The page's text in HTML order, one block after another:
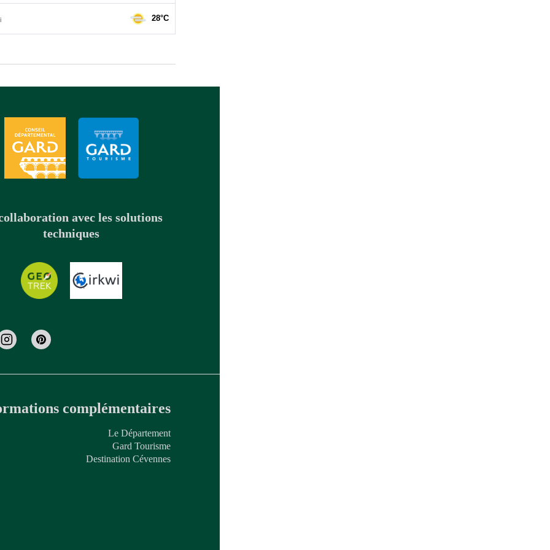
avec les solutions
techniques
complémentaires
Le Département
Gard Tourisme
Destination Cévennes